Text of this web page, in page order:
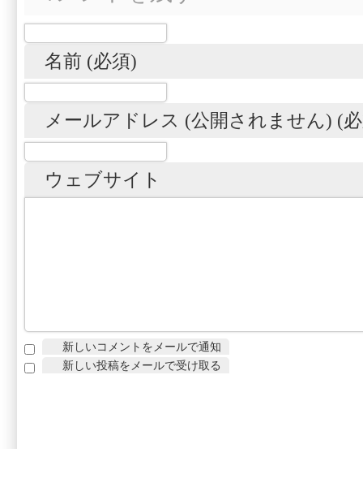
名前 (必須)
メールアドレス (公開されません) (
ウェブサイト
新しいコメントをメールで通知
新しい投稿をメールで受け取る